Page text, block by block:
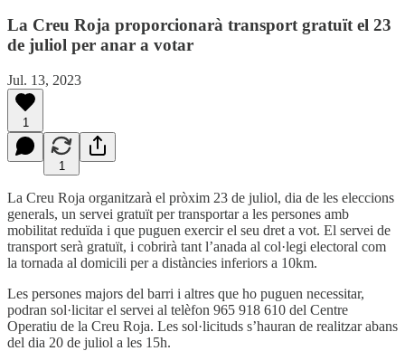
La Creu Roja proporcionarà transport gratuït el 23
de juliol per anar a votar
Jul. 13, 2023
1
1
La Creu Roja organitzarà el pròxim 23 de juliol, dia de les eleccions
generals, un servei gratuït per transportar a les persones amb
mobilitat reduïda i que puguen exercir el seu dret a vot. El servei de
transport serà gratuït, i cobrirà tant l’anada al col·legi electoral com
la tornada al domicili per a distàncies inferiors a 10km.
Les persones majors del barri i altres que ho puguen necessitar,
podran sol·licitar el servei al telèfon 965 918 610 del Centre
Operatiu de la Creu Roja. Les sol·licituds s’hauran de realitzar abans
del dia 20 de juliol a les 15h.